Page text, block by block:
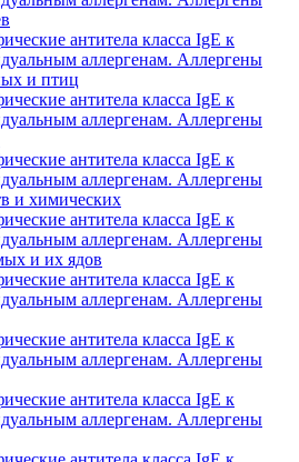
антитела класса IgE к
аллергенам. Аллергены
и птиц
антитела класса IgE к
аллергенам. Аллергены
антитела класса IgE к
аллергенам. Аллергены
и химических
антитела класса IgE к
аллергенам. Аллергены
и их ядов
антитела класса IgE к
аллергенам. Аллергены
антитела класса IgE к
аллергенам. Аллергены
антитела класса IgE к
аллергенам. Аллергены